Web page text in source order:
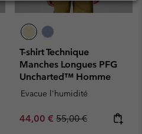
T-shirt Technique
Manches Longues PFG
Uncharted™ Homme
Evacue l'humidité
Sale price:
44,00 € Regular price:
55,00 €